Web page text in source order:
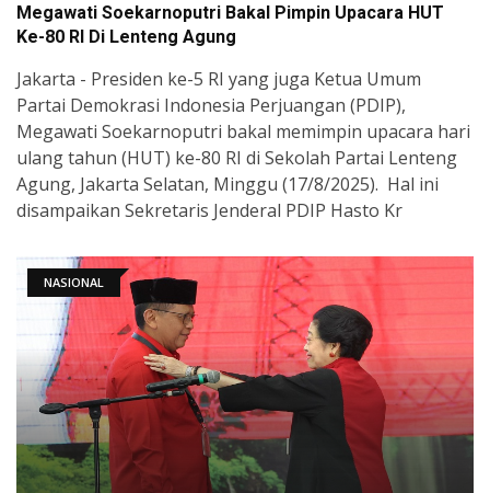
Megawati Soekarnoputri Bakal Pimpin Upacara HUT
Ke-80 RI Di Lenteng Agung
Jakarta - Presiden ke-5 RI yang juga Ketua Umum
Partai Demokrasi Indonesia Perjuangan (PDIP),
Megawati Soekarnoputri bakal memimpin upacara hari
ulang tahun (HUT) ke-80 RI di Sekolah Partai Lenteng
Agung, Jakarta Selatan, Minggu (17/8/2025). Hal ini
disampaikan Sekretaris Jenderal PDIP Hasto Kr
NASIONAL